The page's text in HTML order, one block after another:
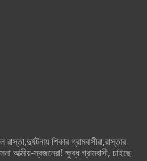
শিকার গ্রামবাসীরা,রাস্তার
আত্মীয়-স্বজনেরা! ক্ষুব্ধ গ্রামবাসী, চাইছে